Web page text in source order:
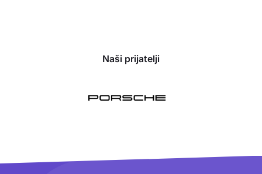
Naši prijatelji